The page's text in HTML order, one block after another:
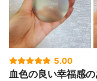
5.00
血色の良い幸福感